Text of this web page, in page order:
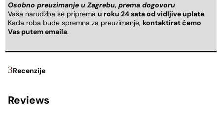
Osobno preuzimanje u Zagrebu, prema dogovoru
Vaša narudžba se priprema u roku 24 sata od vidljive uplate.
Kada roba bude spremna za preuzimanje, kontaktirat ćemo
Vas putem emaila.
Recenzije
Reviews